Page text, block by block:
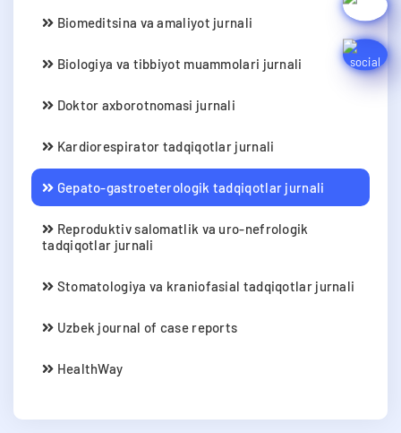
Biomeditsina va amaliyot jurnali
Biologiya va tibbiyot muammolari jurnali
Doktor axborotnomasi jurnali
Kardiorespirator tadqiqotlar jurnali
Gepato-gastroeterologik tadqiqotlar jurnali
Reproduktiv salomatlik va uro-nefrologik
tadqiqotlar jurnali
Stomatologiya va kraniofasial tadqiqotlar jurnali
Uzbek journal of case reports
HealthWay